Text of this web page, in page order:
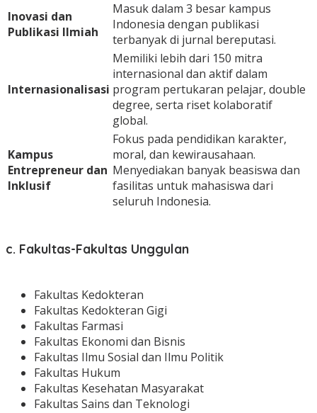
Inovasi dan
Publikasi Ilmiah
Masuk dalam 3 besar kampus
Indonesia dengan publikasi
terbanyak di jurnal bereputasi.
Internasionalisasi
Memiliki lebih dari 150 mitra
internasional dan aktif dalam
program pertukaran pelajar, double
degree, serta riset kolaboratif
global.
Kampus
Entrepreneur dan
Inklusif
Fokus pada pendidikan karakter,
moral, dan kewirausahaan.
Menyediakan banyak beasiswa dan
fasilitas untuk mahasiswa dari
seluruh Indonesia.
c. Fakultas-Fakultas Unggulan
Fakultas Kedokteran
Fakultas Kedokteran Gigi
Fakultas Farmasi
Fakultas Ekonomi dan Bisnis
Fakultas Ilmu Sosial dan Ilmu Politik
Fakultas Hukum
Fakultas Kesehatan Masyarakat
Fakultas Sains dan Teknologi